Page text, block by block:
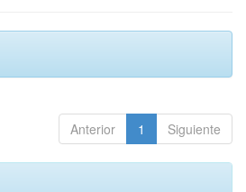
Anterior 1 Siguiente